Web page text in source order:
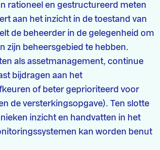
rationeel en gestructureerd meten
aan het inzicht in de toestand van
de beheerder in de gelegenheid om
zijn beheersgebied te hebben.
als assetmanagement, continue
bijdragen aan het
of beter geprioriteerd voor
de versterkingsopgave). Ten slotte
inzicht en handvatten in het
kan worden benut